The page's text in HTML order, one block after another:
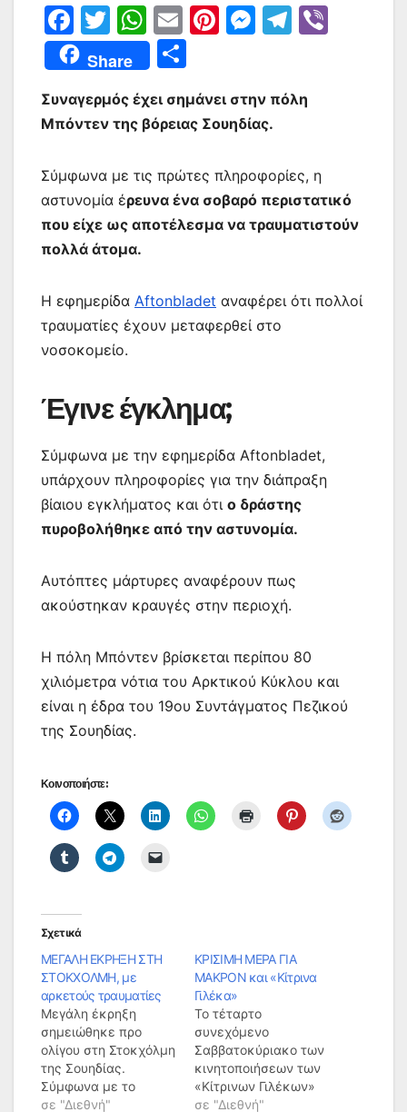
F
a
c
e
b
o
o
k
T
w
itt
er
W
h
at
s
A
p
p
E
m
ai
l
Pi
e
st
M
s
e
n
g
er
T
gr
m
Share
ρ
α
σ
τε
ίτ
Συναγερμός έχει σημάνει στην πόλη
Μπόντεν της βόρειας Σουηδίας.
Σύμφωνα με τις πρώτες πληροφορίες, η
αστυνομία έρευνα ένα σοβαρό περιστατικό
που είχε ως αποτέλεσμα να τραυματιστούν
πολλά άτομα.
Η εφημερίδα Aftonbladet αναφέρει ότι πολλοί
τραυματίες έχουν μεταφερθεί στο
νοσοκομείο.
Έγινε έγκλημα;
Σύμφωνα με την εφημερίδα Aftonbladet,
υπάρχουν πληροφορίες για την διάπραξη
βίαιου εγκλήματος και ότι ο δράστης
πυροβολήθηκε από την αστυνομία.
Αυτόπτες μάρτυρες αναφέρουν πως
ακούστηκαν κραυγές στην περιοχή.
Η πόλη Μπόντεν βρίσκεται περίπου 80
χιλιόμετρα νότια του Αρκτικού Κύκλου και
είναι η έδρα του 19ου Συντάγματος Πεζικού
της Σουηδίας.
Κοινοποιήστε:
Σχετικά
ΜΕΓΑΛΗ ΕΚΡΗΞΗ ΣΤΗ
ΣΤΟΚΧΟΛΜΗ, με
αρκετούς τραυματίες
Μεγάλη έκρηξη
σημειώθηκε προ
ολίγου στη Στοκχόλμη
της Σουηδίας.
Σύμφωνα με το
πρακτορείο Sputnik,
σε "Διεθνή"
ΚΡΙΣΙΜΗ ΜΕΡΑ ΓΙΑ
ΜΑΚΡΟΝ και «Κίτρινα
Γιλέκα»
Το τέταρτο
συνεχόμενο
Σαββατοκύριακο των
κινητοποιήσεων των
«Κίτρινων Γιλέκων»
αναμένεται να
σε "Διεθνή"